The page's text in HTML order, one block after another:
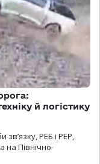
й логістику
РЕБ і РЕР,
на Північно-